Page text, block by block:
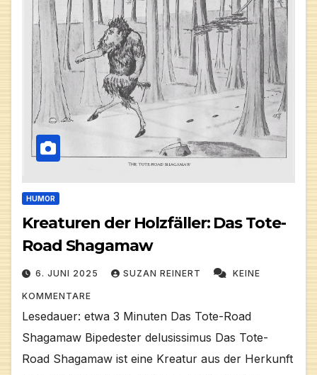
HUMOR
Kreaturen der Holzfäller: Das Tote-
Road Shagamaw
6. JUNI 2025 SUZAN REINERT KEINE
KOMMENTARE
Lesedauer: etwa 3 Minuten Das Tote-Road
Shagamaw Bipedester delusissimus Das Tote-
Road Shagamaw ist eine Kreatur aus der Herkunft